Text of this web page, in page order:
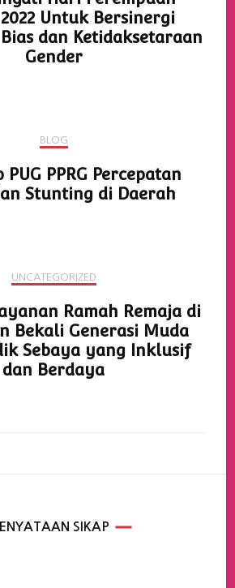
Untuk Bersinergi
dan Ketidaksetaraan
Gender
BLOG
PPRG Percepatan
Stunting di Daerah
UNCATEGORIZED
Ramah Remaja di
Bekali Generasi Muda
Sebaya yang Inklusif
dan Berdaya
SIKAP